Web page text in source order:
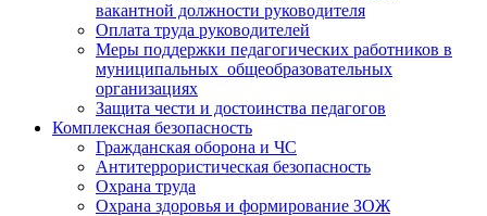
вакантной должности руководителя
Оплата труда руководителей
Меры поддержки педагогических работников в
муниципальных общеобразовательных
организациях
Защита чести и достоинства педагогов
Комплексная безопасность
Гражданская оборона и ЧС
Антитеррористическая безопасность
Охрана труда
Охрана здоровья и формирование ЗОЖ